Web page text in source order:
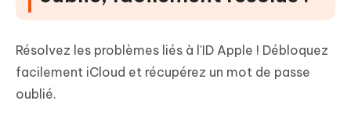
Résolvez les problèmes liés à l'ID Apple ! Débloquez
facilement iCloud et récupérez un mot de passe
oublié.